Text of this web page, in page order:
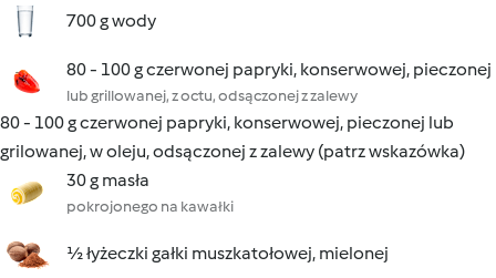
700 g wody
80 - 100 g czerwonej papryki, konserwowej, pieczonej
lub grillowanej, z octu, odsączonej z zalewy
80 - 100 g czerwonej papryki, konserwowej, pieczonej lub
grilowanej, w oleju, odsączonej z zalewy (patrz wskazówka)
30 g masła
pokrojonego na kawałki
½ łyżeczki gałki muszkatołowej, mielonej